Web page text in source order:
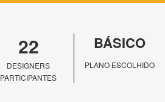
22
DESIGNERS
PARTICIPANTES
BÁSICO
PLANO ESCOLHIDO